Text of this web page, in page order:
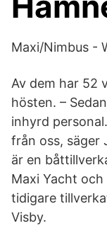
Maxi/Nimbus -
Av dem har 52
hösten. –
inhyrd
från oss, säger
är en
Maxi Yacht
tidigare
Visby.